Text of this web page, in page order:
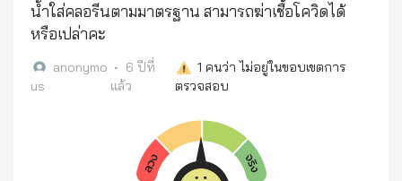
น้ำใส่คลอรีนตามมาตรฐาน สามารถฆ่าเชื้อโควิดได้
หรือเปล่าคะ
anonymo
us
• 6 ปีที่
แล้ว
1 คนว่า ไม่อยู่ในขอบเขตการ
ตรวจสอบ